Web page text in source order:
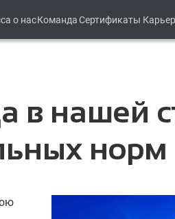
о насКомандаСертификаты
в нашей
норм